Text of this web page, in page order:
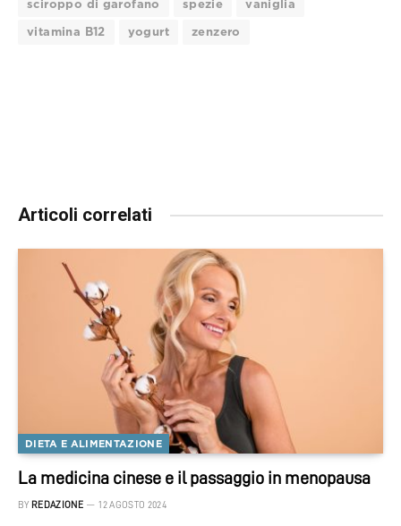
sciroppo di garofano spezie vaniglia
vitamina B12 yogurt zenzero
Articoli correlati
DIETA E ALIMENTAZIONE
La medicina cinese e il passaggio in menopausa
BY REDAZIONE 12 AGOSTO 2024